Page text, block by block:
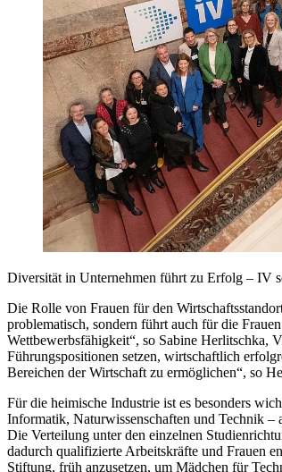
Diversität in Unternehmen führt zu Erfolg – IV
Die Rolle von Frauen für den
problematisch, sondern führt auch für die
Wettbewerbsfähigkeit“, so Sabine Herlitschka,
Führungspositionen setzen, wirtschaftlich
Bereichen der Wirtschaft zu ermöglichen“, so
Für die heimische Industrie ist es besonders
Informatik, Naturwissenschaften und Technik –
Die Verteilung unter den einzelnen
dadurch qualifizierte Arbeitskräfte und Frauen
Stiftung, früh anzusetzen, um Mädchen für